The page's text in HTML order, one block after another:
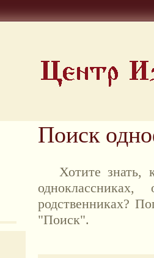
Поиск
Хотите знать,
родственниках?
"Поиск".